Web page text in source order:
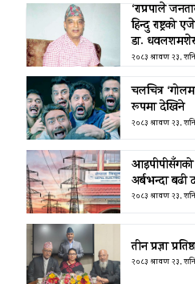
‘राप्रपाले
हिन्दु राष्ट्रको
डा. धवलशमशेर
२०८३ श्रावण २३,
चलचित्र
रूपमा देखिने
२०८३ श्रावण २३,
आइपीपीसँगको
अर्बभन्दा बढी
२०८३ श्रावण २३,
तीन प्रज्ञा
२०८३ श्रावण २३,